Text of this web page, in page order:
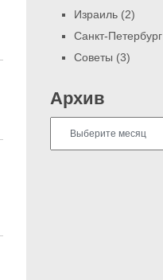
Израиль (2)
Санкт-Петербург
Советы (3)
Архив